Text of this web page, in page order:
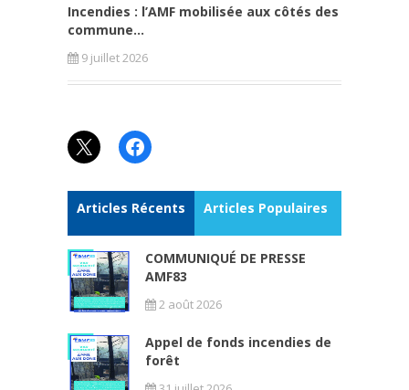
Incendies : l’AMF mobilisée aux côtés des
commune...
9 juillet 2026
X Facebook
Articles Récents Articles Populaires
COMMUNIQUÉ DE PRESSE
AMF83
2 août 2026
Appel de fonds incendies de
forêt